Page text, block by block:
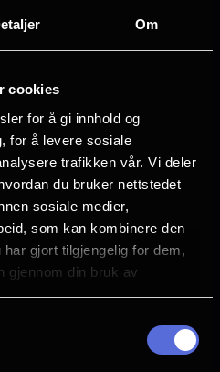
Om
cookies
for å gi innhold og
for å levere sosiale
trafikken vår. Vi deler
du bruker nettstedet
sosiale medier,
som kan kombinere den
gjort tilgjengelig for dem,
gjennom din bruk av
selskap av fotosjef
Neil
B. Sheppard,
og komponist
en produksjon fra
og The Safran
Gillespie –
verden